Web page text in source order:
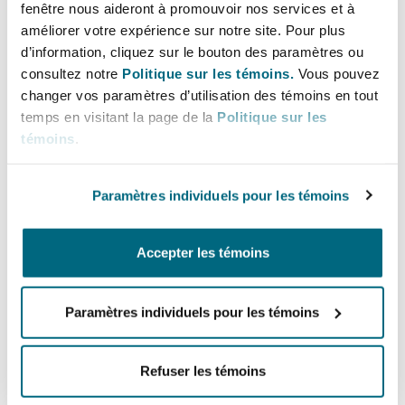
fenêtre nous aideront à promouvoir nos services et à
améliorer votre expérience sur notre site. Pour plus
d’information, cliquez sur le bouton des paramètres ou
consultez notre Politique sur les témoins. Vous pouvez
changer vos paramètres d’utilisation des témoins en tout
temps en visitant la page de la Politique sur les
témoins
Paramètres individuels pour les témoins
Accepter les témoins
Paramètres individuels pour les témoins
Refuser les témoins
Entretien, réparation et
Droit aérien commercial
Droit réglementaire
Satellites et espace
Couverture d’assurance
produits
Jersey
County
The St Botolph Building
focus on D&O, PI and Cyber claims.
Lignes directes
+39 366 602 5307
giorgia.dezorzi@clydeco.com
Bureau principal
+39 02 3206 6470
Régions couvertes